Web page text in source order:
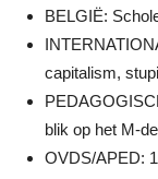
BELGIË:
capitalism,
blik op het M-
OVDS/APED: